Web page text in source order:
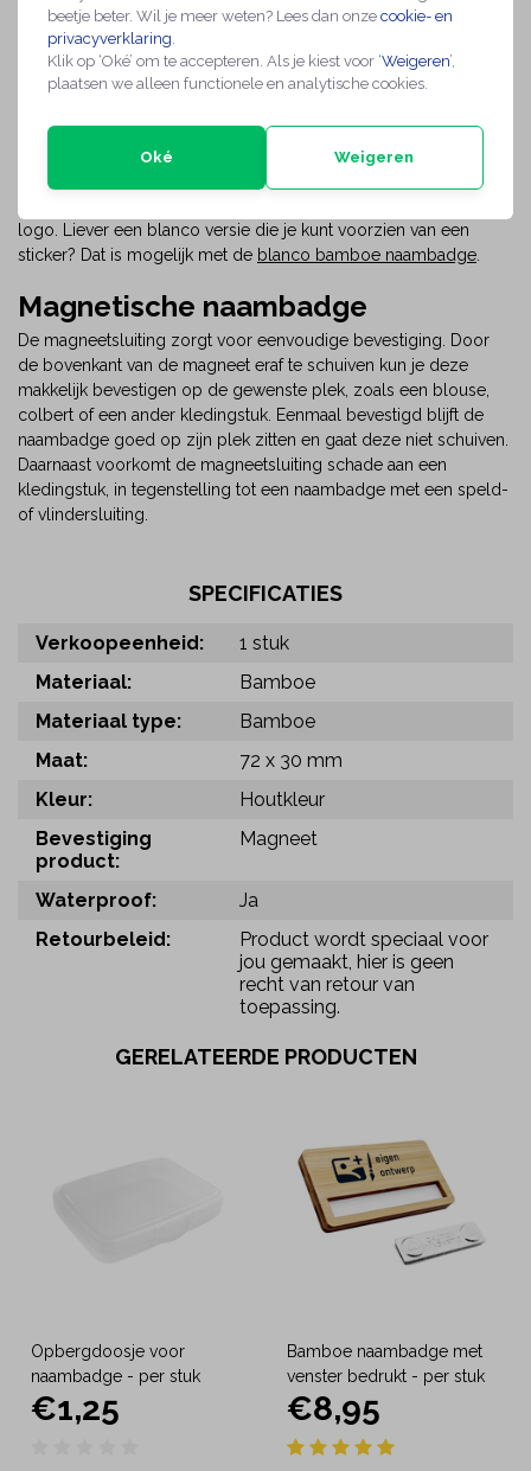
E-mailadres
Geef een seintje
beetje beter. Wil je meer weten? Lees dan onze cookie- en
privacyverklaring
Klik op ‘Oké’ om te accepteren. Als je kiest voor ‘Weigeren’,
plaatsen we alleen functionele en analytische cookies.
Oké Weigeren
op een evenement, congres of andere bijeenkomst.
Bamboe naambadge met logo
dik. Op de achterkant zit een sterke magneetsluiting voor goede
bevestiging. De badge is gemaakt van bamboe, voor een
duurzame en professionele uitstraling. Je kunt de badge
logo. Liever een blanco versie die je kunt voorzien van een
sticker? Dat is mogelijk met de blanco bamboe naambadge
Magnetische naambadge
De magneetsluiting zorgt voor eenvoudige bevestiging. Door
de bovenkant van de magneet eraf te schuiven kun je deze
makkelijk bevestigen op de gewenste plek, zoals een blouse,
colbert of een ander kledingstuk. Eenmaal bevestigd blijft de
naambadge goed op zijn plek zitten en gaat deze niet schuiven.
Daarnaast voorkomt de magneetsluiting schade aan een
kledingstuk, in tegenstelling tot een naambadge met een speld-
of vlindersluiting.
SPECIFICATIES
Verkoopeenheid:
1 stuk
Materiaal:
Bamboe
Materiaal type:
Bamboe
Maat:
72 x 30 mm
Kleur:
Houtkleur
Bevestiging
product:
Magneet
Waterproof:
Ja
Retourbeleid:
Product wordt speciaal voor
jou gemaakt, hier is geen
recht van retour van
toepassing.
GERELATEERDE PRODUCTEN
Opbergdoosje voor
naambadge - per stuk
€1,25
Bamboe naambadge met
venster bedrukt - per stuk
€8,95